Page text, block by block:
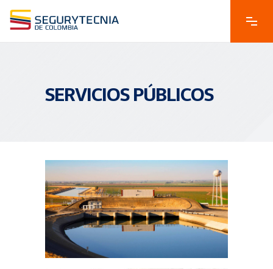
SERVICIOS PÚBLICOS